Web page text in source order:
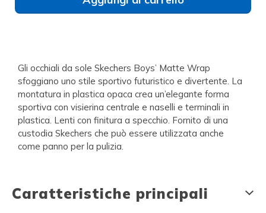
Gli occhiali da sole Skechers Boys’ Matte Wrap
sfoggiano uno stile sportivo futuristico e divertente. La
montatura in plastica opaca crea un’elegante forma
sportiva con visierina centrale e naselli e terminali in
plastica. Lenti con finitura a specchio. Fornito di una
custodia Skechers che può essere utilizzata anche
come panno per la pulizia.
Caratteristiche principali